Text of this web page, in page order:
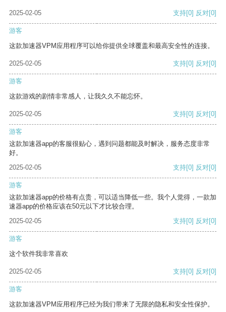
2025-02-05 支持[0] 反对[0]
游客
这款加速器VPM应用程序可以给你提供全球覆盖和最高安全性的连接。
2025-02-05 支持[0] 反对[0]
游客
这款游戏的剧情非常感人，让我久久不能忘怀。
2025-02-05 支持[0] 反对[0]
游客
这款加速器app的客服很贴心，遇到问题都能及时解决，服务态度非常
好。
2025-02-05
支持[0] 反对[0]
游客
这款加速器app的价格有点贵，可以适当降低一些。我个人觉得，一款加
速器app的价格应该在50元以下才比较合理。
2025-02-05
支持[0] 反对[0]
游客
这个软件我非常喜欢
2025-02-05 支持[0] 反对[0]
游客
这款加速器VPM应用程序已经为我们带来了无限的隐私和安全性保护。